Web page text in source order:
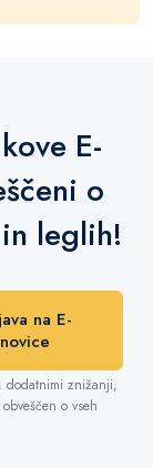
E-
o
leglih!
na E-
novice
dodatnimi znižanji,
o vseh